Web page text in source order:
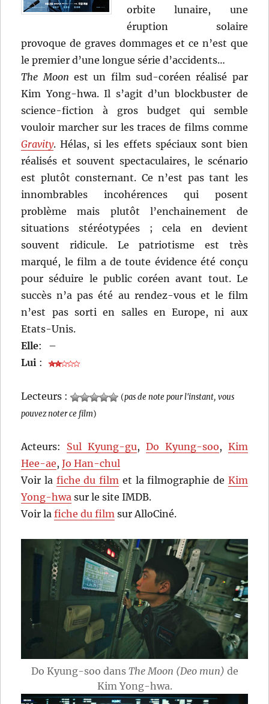
orbite lunaire, une
éruption solaire
provoque de graves dommages et ce n’est que
le premier d’une longue série d’accidents…
The Moon est un film sud-coréen réalisé par
Kim Yong-hwa. Il s’agit d’un blockbuster de
science-fiction à gros budget qui semble
vouloir marcher sur les traces de films comme
Gravity. Hélas, si les effets spéciaux sont bien
réalisés et souvent spectaculaires, le scénario
est plutôt consternant. Ce n’est pas tant les
innombrables incohérences qui posent
problème mais plutôt l’enchainement de
situations stéréotypées ; cela en devient
souvent ridicule. Le patriotisme est très
marqué, le film a de toute évidence été conçu
pour séduire le public coréen avant tout. Le
succès n’a pas été au rendez-vous et le film
n’est pas sorti en salles en Europe, ni aux
Etats-Unis.
Elle:
–
Lui :
Lecteurs : (pas de note pour l'instant, vous
pouvez noter ce film)
Acteurs: Sul Kyung-gu, Do Kyung-soo, Kim
Hee-ae,Jo Han-chul
Voir la fiche du film et la filmographie de Kim
Yong-hwa sur le site IMDB.
Voir lafiche du film sur AlloCiné.
Do Kyung-soo dans The Moon (Deo mun) de
Kim Yong-hwa.